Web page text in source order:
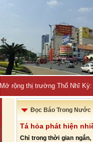
Quảng Ninh sẽ đ_
Đọc Báo Trong Nước
Tá hỏa phát hiện
Chỉ trong thời gian